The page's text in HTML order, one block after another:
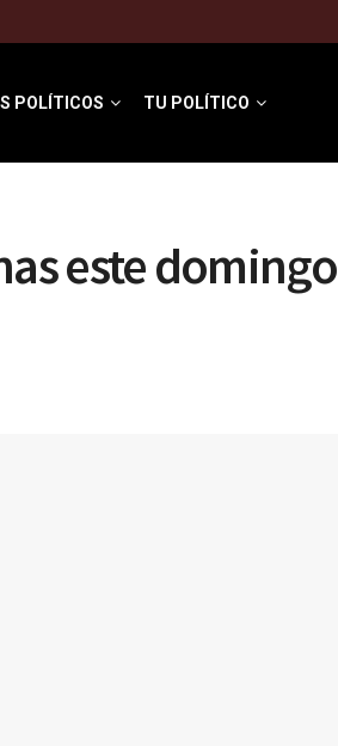
POLÍTICOS TU POLÍTICO
este domingo